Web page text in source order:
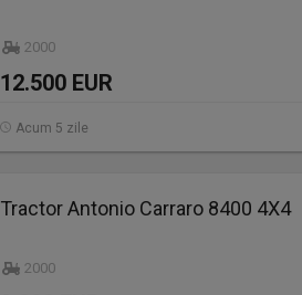
2000
12.500 EUR
Acum 5 zile
Tractor Antonio Carraro 8400 4X4
2000